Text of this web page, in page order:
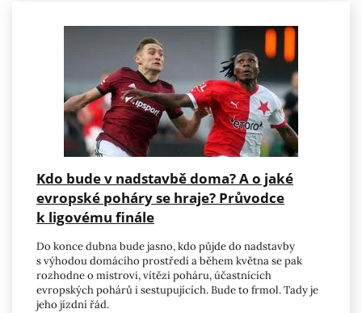
Kdo bude v nadstavbě doma? A o jaké
evropské poháry se hraje? Průvodce
k ligovému finále
Do konce dubna bude jasno, kdo půjde do nadstavby
s výhodou domácího prostředí a během května se pak
rozhodne o mistrovi, vítězi poháru, účastnících
evropských pohárů i sestupujících. Bude to frmol. Tady je
jeho jízdní řád.